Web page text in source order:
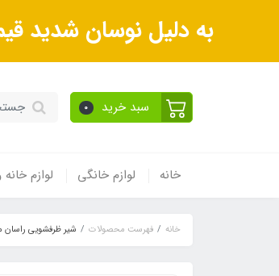
به دلیل نوسان شدید
سبد خرید 0
خانه لوازم خانگی لوازم
خانه فهرست محصولات شیر ظرفشویی راسان